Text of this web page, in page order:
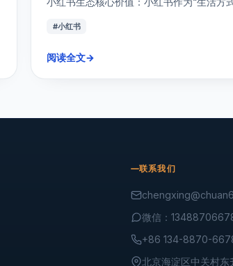
#小红书
阅读全文→
联系我们
微信：
+86 134-8870-
北京海淀区中关村